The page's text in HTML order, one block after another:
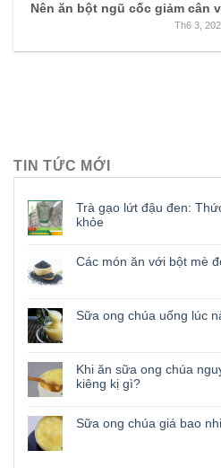
Nên ăn bột ngũ cốc giảm cân
Th6 3,
TIN TỨC MỚI
Trà gạo lứt đậu đen:
khỏe
Các món ăn với bột mè
Sữa ong chúa uống lúc
Khi ăn sữa ong chúa
kiêng kị gì?
Sữa ong chúa giá bao